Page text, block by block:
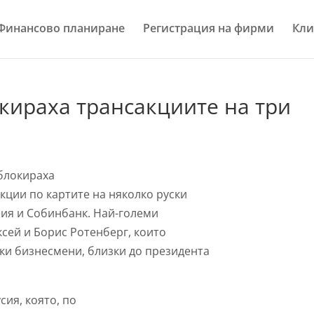
планиране Регистрация на фирми
трансакциите на три
по картите на няколко руски
и Собинбанк. Най-големи
и Борис Ротенберг, които
бизнесмени, близки до президента
която, по